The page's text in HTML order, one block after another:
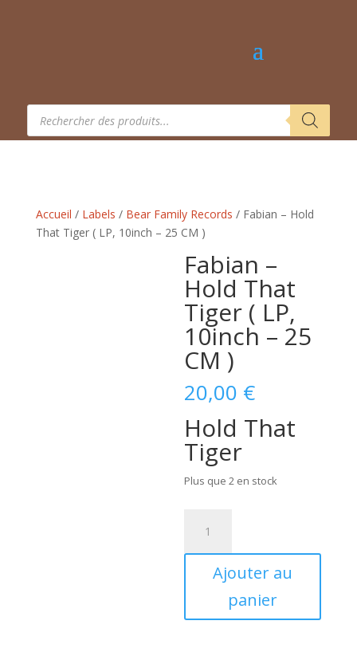
Recherche
produits
Accueil / Labels / Bear Family Records / Fabian – Hold
That Tiger ( LP, 10inch – 25 CM )
Fabian –
Hold That
Tiger ( LP,
10inch – 25
CM )
20,00 €
Hold That
Tiger
Plus que 2 en stock
Fabian
Ajouter au
panier